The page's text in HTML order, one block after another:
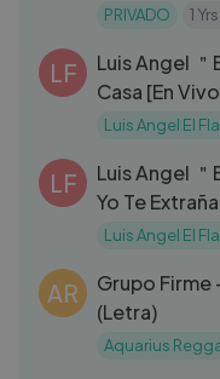
PRIVADO 1
LF
Luis Angel
Casa [En
Luis Angel El
LF
Luis Angel
Yo Te
Luis Angel El
AR
Grupo Firme
(Letra)
Aquarius